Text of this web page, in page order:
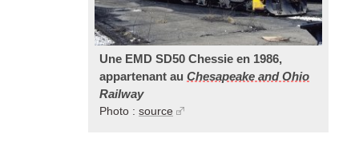
Une EMD SD50 Chessie en 1986,
appartenant au Chesapeake and Ohio
Railway
Photo : source